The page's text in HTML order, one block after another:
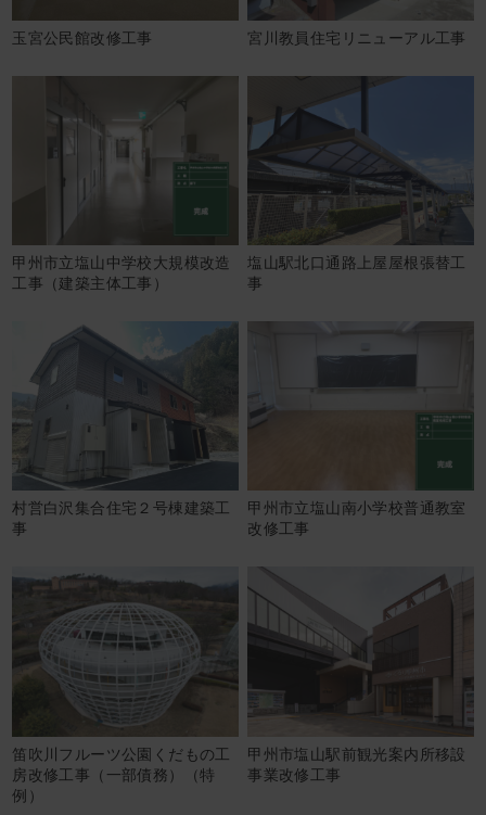
玉宮公民館改修工事 宮川教員住宅リニューアル工事
甲州市立塩山中学校大規模改造
工事（建築主体工事）
塩山駅北口通路上屋屋根張替工
事
村営白沢集合住宅２号棟建築工
事
甲州市立塩山南小学校普通教室
改修工事
笛吹川フルーツ公園くだもの工
房改修工事（一部債務）（特
例）
甲州市塩山駅前観光案内所移設
事業改修工事